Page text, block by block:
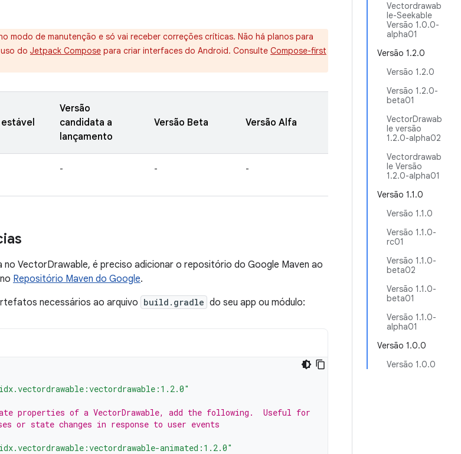
Vectordrawab
le-Seekable
Versão 1.0.0-
alpha01
Versão 1.2.0
Versão 1.2.0
Versão 1.2.0-
beta01
VectorDrawab
le versão
1.2.0-alpha02
Vectordrawab
le Versão
1.2.0-alpha01
Versão 1.1.0
Versão 1.1.0
Versão 1.1.0-
rc01
Versão 1.1.0-
beta02
Versão 1.1.0-
beta01
Versão 1.1.0-
alpha01
Versão 1.0.0
Versão 1.0.0
modo de manutenção e só vai receber correções críticas. Não há planos para
do Jetpack Compose para criar interfaces do Android. Consulte Compose-first
estável
Versão
candidata a
lançamento
Versão Beta Versão Alfa
- - -
no VectorDrawable, é preciso adicionar o repositório do Google Maven ao
Repositório Maven do Google.
necessários ao arquivo build.gradle do seu app ou módulo:
properties of a VectorDrawable, add the following.  Useful for
or state changes in response to user events
animated:1.2.0"